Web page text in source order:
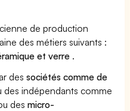
de production
des métiers suivants :
et verre .
dessociétés comme de
des indépendants comme
desmicro-